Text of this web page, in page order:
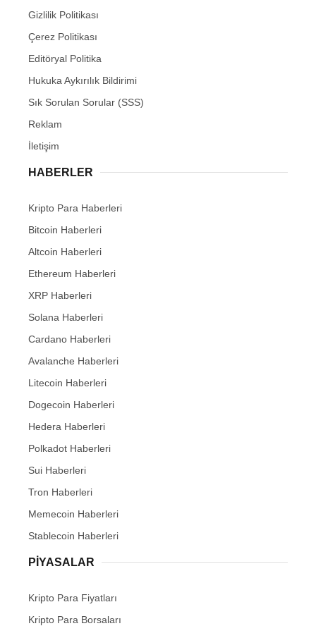
Gizlilik Politikası
Çerez Politikası
Editöryal Politika
Hukuka Aykırılık Bildirimi
Sık Sorulan Sorular (SSS)
Reklam
İletişim
HABERLER
Kripto Para Haberleri
Bitcoin Haberleri
Altcoin Haberleri
Ethereum Haberleri
XRP Haberleri
Solana Haberleri
Cardano Haberleri
Avalanche Haberleri
Litecoin Haberleri
Dogecoin Haberleri
Hedera Haberleri
Polkadot Haberleri
Sui Haberleri
Tron Haberleri
Memecoin Haberleri
Stablecoin Haberleri
PIYASALAR
Kripto Para Fiyatları
Kripto Para Borsaları